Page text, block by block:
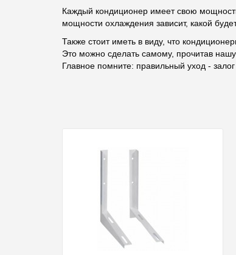
Каждый кондиционер имеет свою
мощности охлаждения зависит, какой
Также стоит иметь в виду, что
Это можно сделать самому, прочитав
Главное помните: правильный уход -